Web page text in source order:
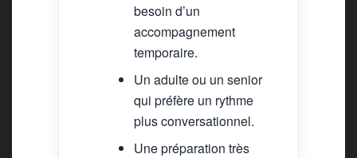
besoin d’un
accompagnement
temporaire.
Un adulte ou un senior
qui préfère un rythme
plus conversationnel.
Une préparation très